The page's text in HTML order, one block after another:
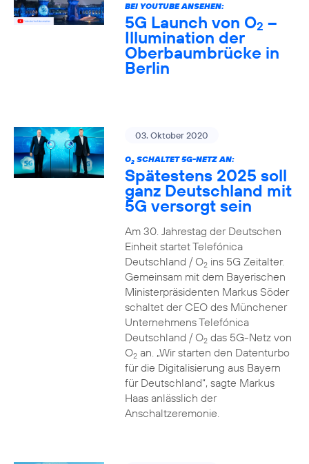
BEI YOUTUBE ANSEHEN:
5G Launch von O2 –
Illumination der
Oberbaumbrücke in
Berlin
03. Oktober 2020
O2SCHALTET 5G-NETZ AN:
Spätestens 2025 soll
ganz Deutschland mit
5G versorgt sein
Am 30. Jahrestag der Deutschen
Einheit startet Telefónica
Deutschland / O2ins 5G Zeitalter.
Gemeinsam mit dem Bayerischen
Ministerpräsidenten Markus Söder
schaltet der CEO des Münchener
Unternehmens Telefónica
Deutschland / O2das 5G-Netz von
O2an. „Wir starten den Datenturbo
für die Digitalisierung aus Bayern
für Deutschland“, sagte Markus
Haas anlässlich der
Anschaltzeremonie.